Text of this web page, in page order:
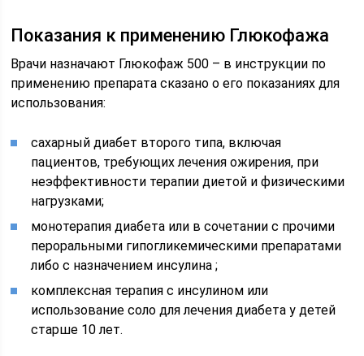
Показания к применению Глюкофажа
Врачи назначают Глюкофаж 500 – в инструкции по
применению препарата сказано о его показаниях для
использования:
сахарный диабет второго типа, включая
пациентов, требующих лечения ожирения, при
неэффективности терапии диетой и физическими
нагрузками;
монотерапия диабета или в сочетании с прочими
пероральными гипогликемическими препаратами
либо с назначением инсулина ;
комплексная терапия с инсулином или
использование соло для лечения диабета у детей
старше 10 лет.